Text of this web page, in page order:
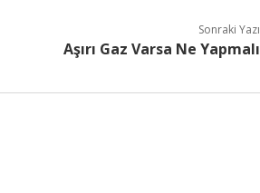
Sonraki Yazı
Aşırı Gaz Varsa Ne Yapmalı